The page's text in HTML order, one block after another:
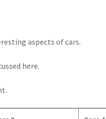
aspects of cars.
here.